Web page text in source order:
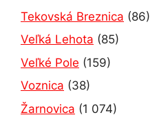
Tekovská Breznica (86)
Veľká Lehota (85)
Veľké Pole (159)
Voznica (38)
Žarnovica (1 074)